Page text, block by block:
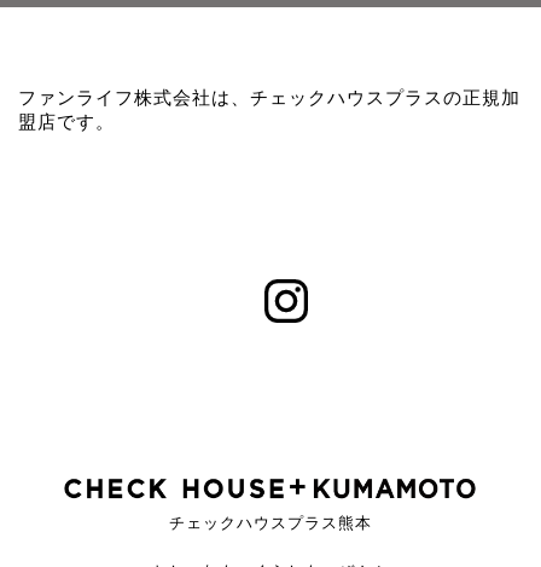
ファンライフ株式会社は、チェックハウスプラスの正規加
盟店です。
チェックハウスプラス熊本